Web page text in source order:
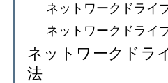
ネットワークドライ
ネットワークドライ
ネットワークドラ
法